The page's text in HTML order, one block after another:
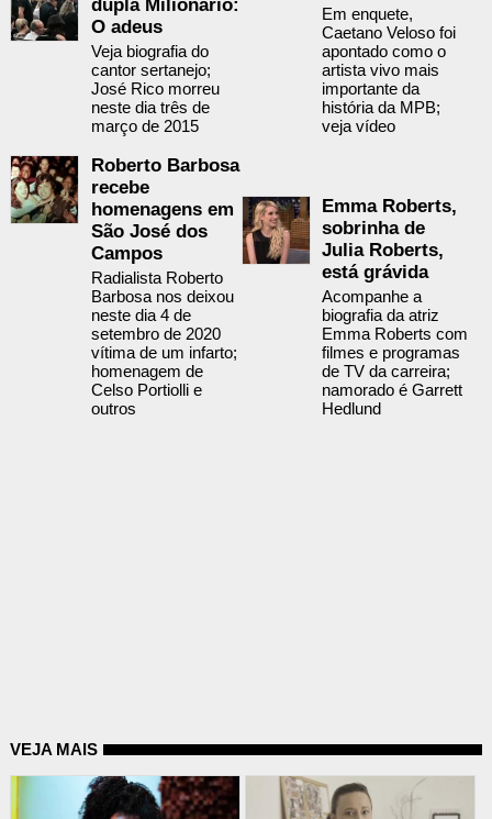
dupla Milionário:
O adeus
Veja biografia do
cantor sertanejo;
José Rico morreu
neste dia três de
março de 2015
Em enquete,
Caetano Veloso foi
apontado como o
artista vivo mais
importante da
história da MPB;
veja vídeo
Roberto Barbosa
recebe
homenagens em
São José dos
Campos
Radialista Roberto
Barbosa nos deixou
neste dia 4 de
setembro de 2020
vítima de um infarto;
homenagem de
Celso Portiolli e
outros
Emma Roberts,
sobrinha de
Julia Roberts,
está grávida
Acompanhe a
biografia da atriz
Emma Roberts com
filmes e programas
de TV da carreira;
namorado é Garrett
Hedlund
VEJA MAIS